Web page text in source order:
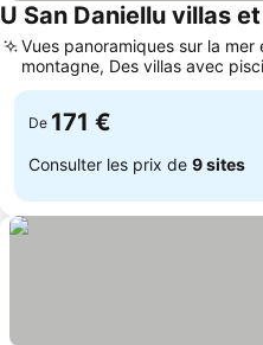
U San Daniellu villas
Vues panoramiques sur la mer
montagne, Des villas avec
ou partagée
De 171 €
Consulter les prix de 9 sites